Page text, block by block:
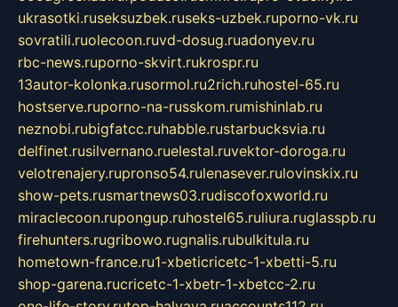
ukrasotki.ruseksuzbek.ruseks-uzbek.ruporno-vk.ru
sovratili.ruolecoon.ruvd-dosug.ruadonyev.ru
rbc-news.ruporno-skvirt.rukrospr.ru
13autor-kolonka.rusormol.ru2rich.ruhostel-65.ru
hostserve.ruporno-na-russkom.rumishinlab.ru
neznobi.rubigfatcc.ruhabble.rustarbucksvia.ru
delfinet.rusilvernano.ruelestal.ruvektor-doroga.ru
velotrenajery.rupronso54.rulenasever.rulovinskix.ru
show-pets.rusmartnews03.rudiscofoxworld.ru
miraclecoon.rupongup.ruhostel65.ruliura.ruglasspb.ru
firehunters.rugribowo.rugnalis.rubulkitula.ru
hometown-france.ru1-xbeticricetc-1-xbetti-5.ru
shop-garena.rucricetc-1-xbetr-1-xbetcc-2.ru